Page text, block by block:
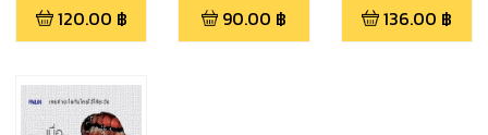
120.00 ฿ 90.00 ฿ 136.00 ฿